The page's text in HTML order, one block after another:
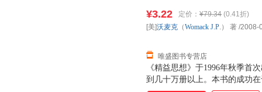
《精益思想》于1996年秋季首
到几十万册以上。本书的成功
¥3.22 定价： ¥79.34 (0.41折)
唯盛图书专营店
[美]沃麦克 （Womack J.P.） 著 /2008-